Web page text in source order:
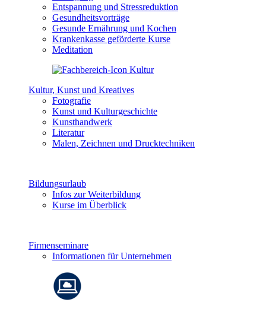
Entspannung und Stressreduktion
Gesundheitsvorträge
Gesunde Ernährung und Kochen
Krankenkasse geförderte Kurse
Meditation
Kultur, Kunst und Kreatives
Fotografie
Kunst und Kulturgeschichte
Kunsthandwerk
Literatur
Malen, Zeichnen und Drucktechniken
Bildungsurlaub
Infos zur Weiterbildung
Kurse im Überblick
Firmenseminare
Informationen für Unternehmen